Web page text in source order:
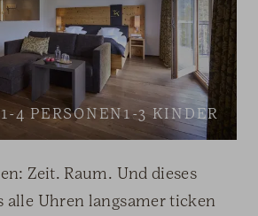
1-4 PERSONEN1-3 KINDER
Zeit. Raum. Und dieses
alle Uhren langsamer ticken